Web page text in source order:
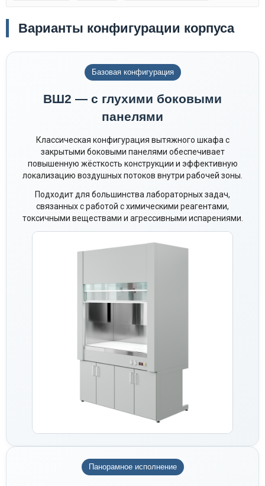
Варианты конфигурации корпуса
Базовая конфигурация
ВШ2 — с глухими боковыми
панелями
Классическая конфигурация вытяжного шкафа с
закрытыми боковыми панелями обеспечивает
повышенную жёсткость конструкции и эффективную
локализацию воздушных потоков внутри рабочей зоны.
Подходит для большинства лабораторных задач,
связанных с работой с химическими реагентами,
токсичными веществами и агрессивными испарениями.
Панорамное исполнение